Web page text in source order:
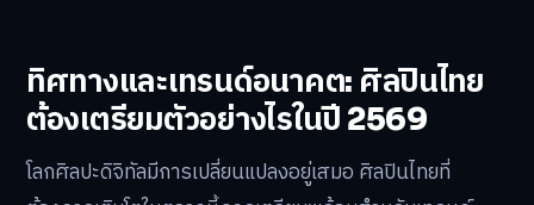
สร้างแบรนด์คาแรกเตอร์/IP:การพัฒนาตัวละครที่เป็น
เอกลักษณ์และต่อยอดไปสู่สินค้าลิขสิทธิ์หรือการร่วมมือ
กับแบรนด์ต่างๆ เป็นการสร้างมูลค่าเพิ่มในระยะยาว